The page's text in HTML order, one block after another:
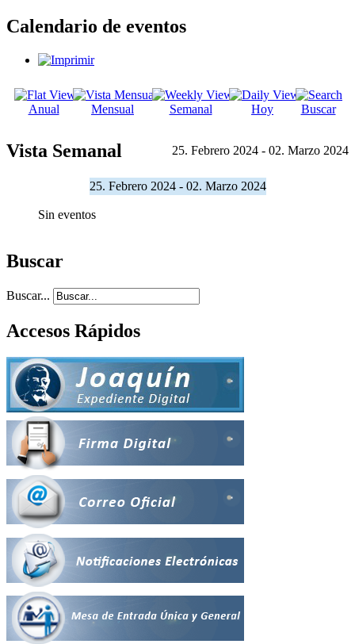
Calendario de eventos
Anual Mensual Semanal Hoy Buscar
Vista Semanal 25. Febrero 2024 - 02. Marzo 2024
25. Febrero 2024 - 02. Marzo 2024
Sin eventos
Buscar
Buscar...
Accesos Rápidos